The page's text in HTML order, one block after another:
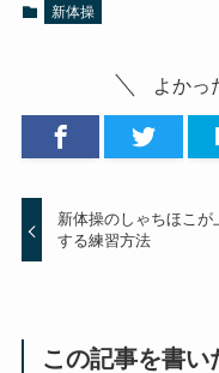
新体操
よかっ
新体操のしゃちほこが
する練習方法
この記事を書い